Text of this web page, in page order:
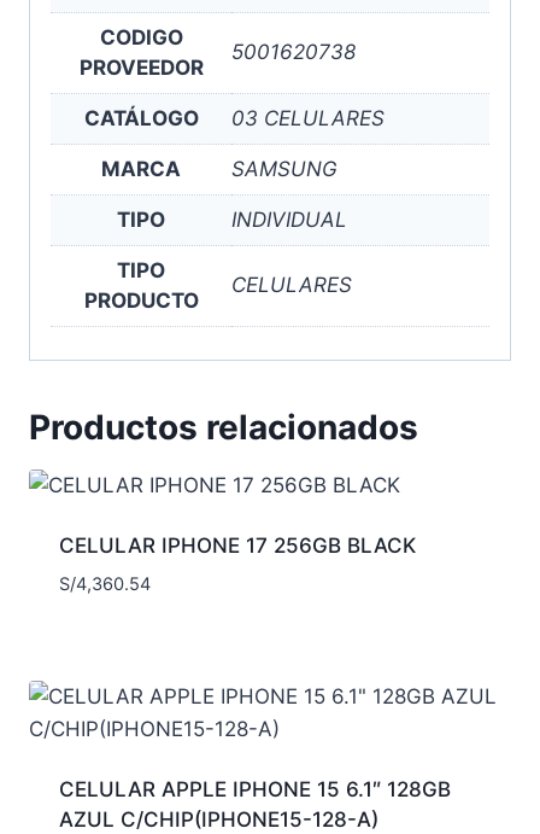
CODIGO
PROVEEDOR
5001620738
CATÁLOGO 03 CELULARES
MARCA SAMSUNG
TIPO INDIVIDUAL
TIPO
PRODUCTO
CELULARES
Productos relacionados
CELULAR IPHONE 17 256GB BLACK
S/4,360.54
CELULAR APPLE IPHONE 15 6.1″ 128GB
AZUL C/CHIP(IPHONE15-128-A)